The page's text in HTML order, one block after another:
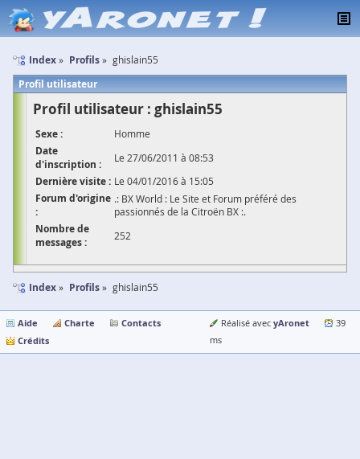
Index Profils ghislain55
Profil utilisateur
Profil utilisateur : ghislain55
Sexe : Homme
Date
d'inscription :
Le 27/06/2011 à 08:53
Dernière visite : Le 04/01/2016 à 15:05
Forum d'origine
:
.: BX World : Le Site et Forum préféré des
passionnés de la Citroën BX :.
Nombre de
messages :
252
Index Profils ghislain55
Aide Charte
Contacts
Crédits
Réalisé avec yAronet
39
ms